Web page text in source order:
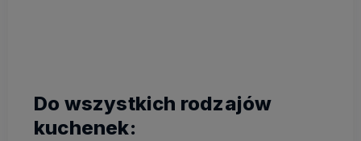
Do wszystkich rodzajów
kuchenek: